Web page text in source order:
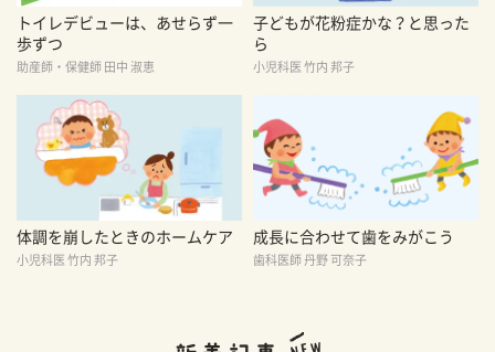
トイレデビューは、あせらず一
歩ずつ
助産師・保健師 田中 淑恵
子どもが花粉症かな？と思った
ら
小児科医 竹内 邦子
体調を崩したときのホームケア
小児科医 竹内 邦子
成長に合わせて歯をみがこう
歯科医師 丹野 可奈子